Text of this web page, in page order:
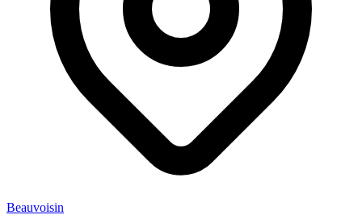
Beauvoisin